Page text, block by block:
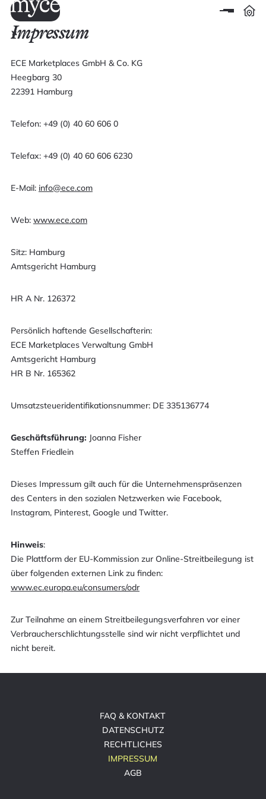
Impressum
ECE Marketplaces GmbH & Co. KG
Heegbarg 30
22391 Hamburg
Telefon: +49 (0) 40 60 606 0
Telefax: +49 (0) 40 60 606 6230
E-Mail: info@ece.com
Web: www.ece.com
Sitz: Hamburg
Amtsgericht Hamburg
HR A Nr. 126372
Persönlich haftende Gesellschafterin:
ECE Marketplaces Verwaltung GmbH
Amtsgericht Hamburg
HR B Nr. 165362
Umsatzsteueridentifikationsnummer: DE 335136774
Geschäftsführung: Joanna Fisher
Steffen Friedlein
Dieses Impressum gilt auch für die Unternehmenspräsenzen
des Centers in den sozialen Netzwerken wie Facebook,
Instagram, Pinterest, Google und Twitter.
Hinweis:
Die Plattform der EU-Kommission zur Online-Streitbeilegung ist
über folgenden externen Link zu finden:
www.ec.europa.eu/consumers/odr
Zur Teilnahme an einem Streitbeilegungsverfahren vor einer
Verbraucherschlichtungsstelle sind wir nicht verpflichtet und
nicht bereit.
FAQ & KONTAKT
DATENSCHUTZ
RECHTLICHES
IMPRESSUM
AGB